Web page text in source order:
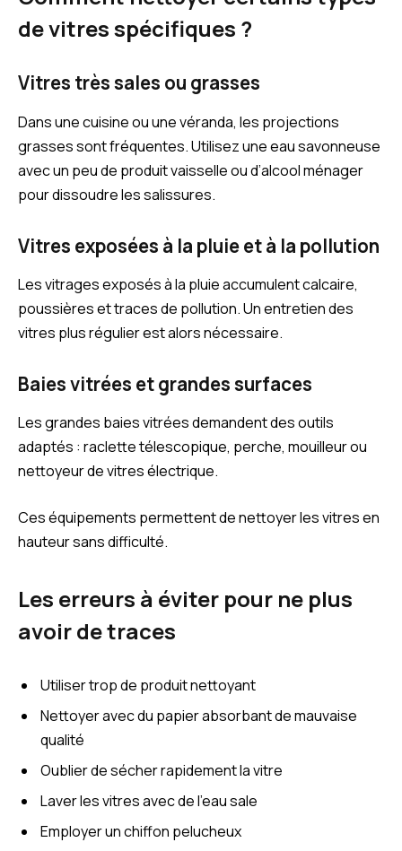
de vitres spécifiques ?
Vitres très sales ou grasses
Dans une cuisine ou une véranda, les projections
grasses sont fréquentes. Utilisez une eau savonneuse
avec un peu de produit vaisselle ou d’alcool ménager
pour dissoudre les salissures.
Vitres exposées à la pluie et à la pollution
Les vitrages exposés à la pluie accumulent calcaire,
poussières et traces de pollution. Un entretien des
vitres plus régulier est alors nécessaire.
Baies vitrées et grandes surfaces
Les grandes baies vitrées demandent des outils
adaptés : raclette télescopique, perche, mouilleur ou
nettoyeur de vitres électrique.
Ces équipements permettent de nettoyer les vitres en
hauteur sans difficulté.
Les erreurs à éviter pour ne plus
avoir de traces
Utiliser trop de produit nettoyant
Nettoyer avec du papier absorbant de mauvaise
qualité
Oublier de sécher rapidement la vitre
Laver les vitres avec de l’eau sale
Employer un chiffon pelucheux